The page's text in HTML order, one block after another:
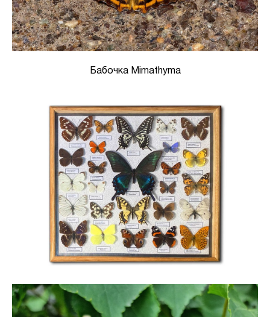
Бабочка Mimathyma